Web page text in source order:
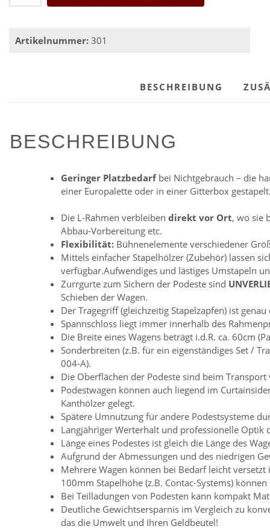
Konfigurator
Artikelnummer: 301
BESCHREIBUNG
BESCHREIBUNG
Geringer Platzbedarf bei Nichtgebrauch – die
einer Europalette oder in einer Gitterbox
Die L-Rahmen verbleiben direkt vor Ort, wo sie
Abbau-Vorbereitung etc.
Flexibilität: Bühnenelemente verschiedener
Mittels einfacher Stapelhölzer (Zubehör) lassen
verfügbar.Aufwendiges und lästiges Umstapeln
Zurrgurte zum Sichern der Podeste sind
Schieben der Wagen.
Der Tragegriff (gleichzeitig Stapelzapfen) ist
Spannschloss liegt immer innerhalb des
Die Breite eines Wagens beträgt i.d.R. ca. 60cm
Sonderbreiten (z.B. für ein eigenständiges Set /
004-A).
Die Oberflächen der Podeste sind beim
Podestwagen können auch liegend im
Kanthölzer gelegt.
Spätere Umnutzung für andere Podestsysteme
Langjähriger Werterhalt und professionelle Optik
Länge eines Podestes ist gleich die Länge des
Aufgrund der Abmessungen und des niedrigen
Mehrere Wagen können bei Bedarf leicht
100mm Stapelhöhe (z.B. Contac-Systems)
Bei Teilladungen von Podesten kann kompakt
Deutliche Gewichtsersparnis im Vergleich zu
das die Umwelt und Ihren Geldbeutel!